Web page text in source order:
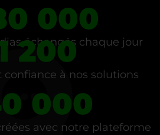
000
échangés chaque jour
200
confiance à nos solutions
000
avec notre plateforme